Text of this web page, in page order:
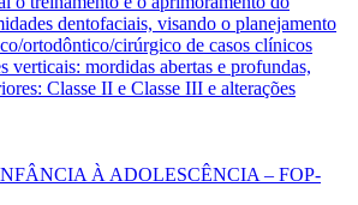
dentofaciais, visando o planejamento
ortodôntico/cirúrgico de casos clínicos
verticais: mordidas abertas e profundas,
Classe II e Classe III e alterações
À ADOLESCÊNCIA – FOP-